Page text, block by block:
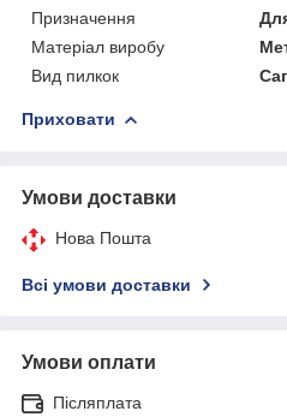
Призначення
Матеріал виробу
Вид пилкок
Приховати
Умови доставки
Нова Пошта
Всі умови доставки
Умови оплати
Післяплата